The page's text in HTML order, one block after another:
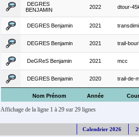
Nom Prénom Année
DEGRES
BENJAMIN
2022 dtour-
DEGRES Benjamin 2021
DEGRES Benjamin 2021 trail-
DeGReS Benjamin 2021 mcc
DEGRES Benjamin 2020 trail-de-
Affichage de la ligne 1 à 29 sur 29 lignes
Calendrier 2026